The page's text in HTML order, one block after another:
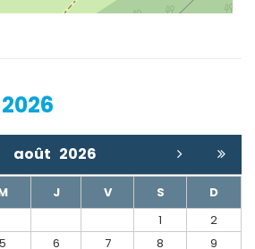
2026
août 2026
J V S
D
1
2
5 6 7 8
9